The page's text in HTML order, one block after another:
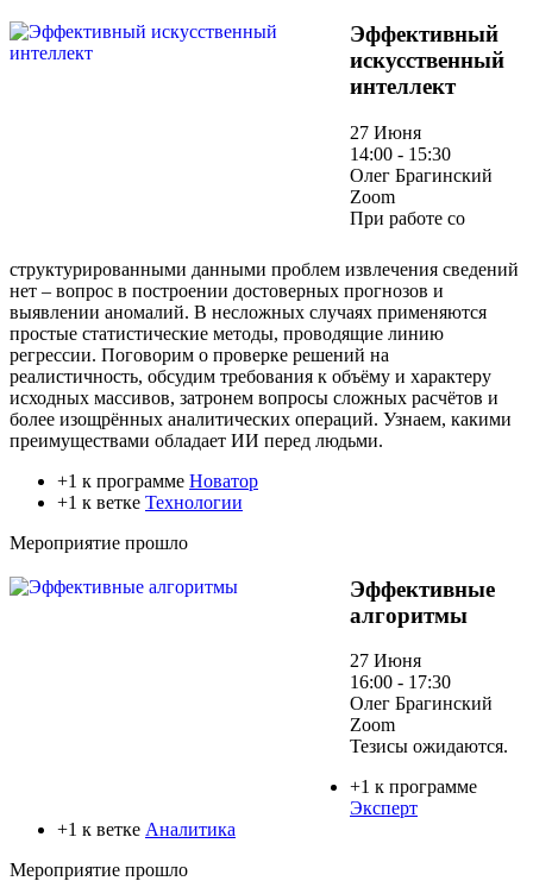
Эффективный
искусственный
интеллект
27 Июня
14:00 - 15:30
Олег Брагинский
Zoom
При работе со
структурированными данными проблем извлечения сведений
нет – вопрос в построении достоверных прогнозов и
выявлении аномалий. В несложных случаях применяются
простые статистические методы, проводящие линию
регрессии. Поговорим о проверке решений на
реалистичность, обсудим требования к объёму и характеру
исходных массивов, затронем вопросы сложных расчётов и
более изощрённых аналитических операций. Узнаем, какими
преимуществами обладает ИИ перед людьми.
+1 к программе Новатор
+1 к ветке Технологии
Мероприятие прошло
Эффективные
алгоритмы
27 Июня
16:00 - 17:30
Олег Брагинский
Zoom
Тезисы ожидаются.
+1 к программе
Эксперт
+1 к ветке Аналитика
Мероприятие прошло